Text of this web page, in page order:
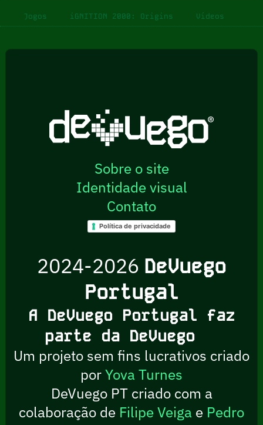
Jogos iGNITION 2000: Origins Vídeos
Sobre o site
Identidade visual
Contato
Política de privacidade
2024-2026 DeVuego
Portugal
A DeVuego Portugal faz
parte da DeVuego
Um projeto sem fins lucrativos criado
porYova Turnes
DeVuego PT criado com a
colaboração de Filipe Veiga e Pedro